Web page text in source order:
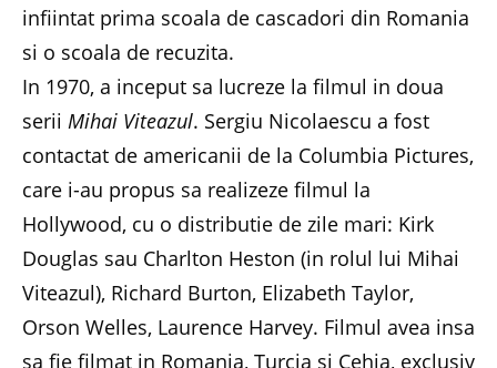
infiintat prima scoala de cascadori din Romania
si o scoala de recuzita.
In 1970, a inceput sa lucreze la filmul in doua
serii Mihai Viteazul. Sergiu Nicolaescu a fost
contactat de americanii de la Columbia Pictures,
care i-au propus sa realizeze filmul la
Hollywood, cu o distributie de zile mari: Kirk
Douglas sau Charlton Heston (in rolul lui Mihai
Viteazul), Richard Burton, Elizabeth Taylor,
Orson Welles, Laurence Harvey. Filmul avea insa
sa fie filmat in Romania, Turcia si Cehia, exclusiv